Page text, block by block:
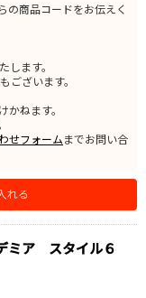
商品コードをお伝えく
ます。
ざいます。
ねます。
せフォームまでお問い合
デミア スタイル６